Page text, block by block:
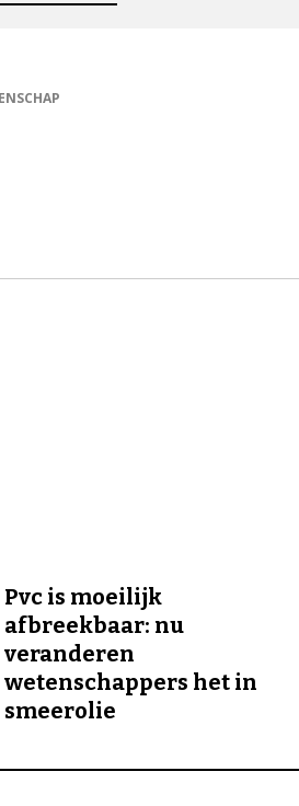
Pvc is moeilijk
afbreekbaar: nu
veranderen
wetenschappers het in
smeerolie